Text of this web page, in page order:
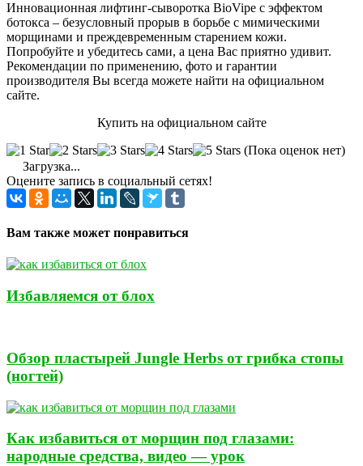
Инновационная лифтинг-сыворотка BioVipe с эффектом
ботокса – безусловный прорыв в борьбе с мимическими
морщинами и преждевременным старением кожи.
Попробуйте и убедитесь сами, а цена Вас приятно удивит.
Рекомендации по применению, фото и гарантии
производителя Вы всегда можете найти на официальном
сайте.
Купить на официальном сайте
(Пока оценок нет)
Загрузка...
Оцените запись в социальный сетях!
Вам также может понравиться
Избавляемся от блох
Обзор пластырей Jungle Herbs от грибка стопы
(ногтей)
Как избавиться от морщин под глазами:
народные средства, видео — урок